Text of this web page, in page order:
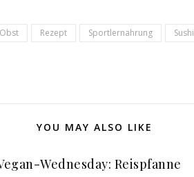
Obst Rezept Sportlernahrung Sushi
YOU MAY ALSO LIKE
Wednesday: Reispfanne